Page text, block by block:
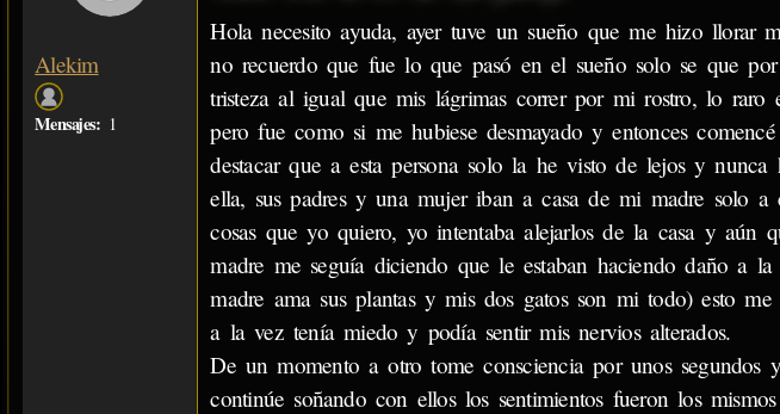
Alekim
Mensajes: 1
Hola necesito ayuda, ayer tuve un sueño que me hizo llorar
no recuerdo que fue lo que pasó en el sueño solo se que
tristeza al igual que mis lágrimas correr por mi rostro, lo
pero fue como si me hubiese desmayado y entonces
destacar que a esta persona solo la he visto de lejos y
ella, sus padres y una mujer iban a casa de mi madre solo a
cosas que yo quiero, yo intentaba alejarlos de la casa y aún
madre me seguía diciendo que le estaban haciendo daño a
madre ama sus plantas y mis dos gatos son mi todo) esto
a la vez tenía miedo y podía sentir mis nervios alterados.
De un momento a otro tome consciencia por unos
continúe soñando con ellos los sentimientos fueron los